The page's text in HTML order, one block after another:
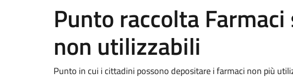
Punto raccolta
non utilizzabili
Punto in cui i cittadini possono depositare i farmaci non più